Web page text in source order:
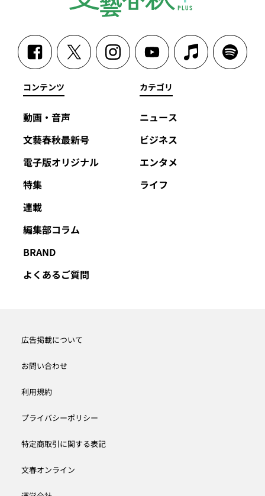
コンテンツ
動画・音声
文藝春秋最新号
電子版オリジナル
特集
連載
編集部コラム
BRAND
よくあるご質問
カテゴリ
ニュース
ビジネス
エンタメ
ライフ
広告掲載について
お問い合わせ
利用規約
プライバシーポリシー
特定商取引に関する表記
文春オンライン